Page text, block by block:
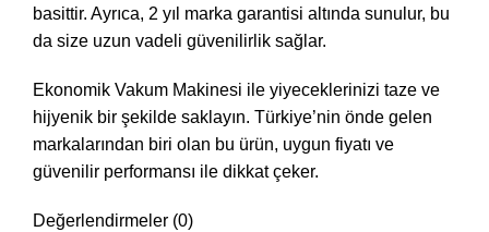
basittir. Ayrıca, 2 yıl marka garantisi altında sunulur, bu
da size uzun vadeli güvenilirlik sağlar.
Ekonomik Vakum Makinesi ile yiyeceklerinizi taze ve
hijyenik bir şekilde saklayın. Türkiye’nin önde gelen
markalarından biri olan bu ürün, uygun fiyatı ve
güvenilir performansı ile dikkat çeker.
Değerlendirmeler (0)